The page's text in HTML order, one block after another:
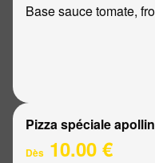
Base sauce tomate,
Pizza spéciale
Dès 10.00 €